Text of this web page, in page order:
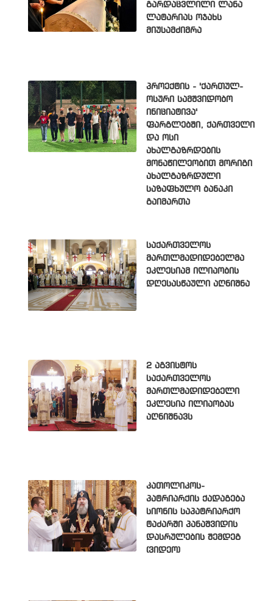
გარდაცვლილი ლანა
ლატარიას ოჯახს
მიუსამძიმრა
პროექტის - 'ქართულ-
ოსური სამშვიდობო
ინიციატივა'
ფარგლებში, ქართველი
და ოსი
ახალგაზრდების
მონაწილეობით მორიგი
ახალგაზრდული
საზაფხულო ბანაკი
გაიმართა
საქართველოს
მართლმადიდებელმა
ეკლესიამ ილიაობის
დღესასწაული აღნიშნა
2 აგვისტოს
საქართველოს
მართლმადიდებელი
ეკლესია ილიაობას
აღნიშნავს
კათოლიკოს-
პატრიარქის ქადაგება
სიონის საპატრიარქო
ტაძარში პანაშვიდის
დასრულების შემდეგ
(ვიდეო)